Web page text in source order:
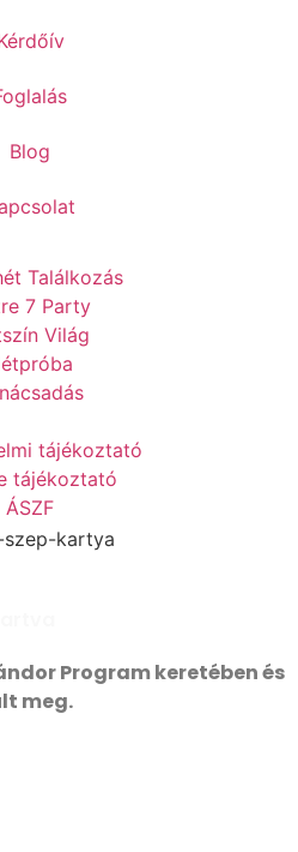
Blog
Találkozás
7 Party
Világ
tájékoztató
tájékoztató
ÁSZF
Program keretében és
meg.